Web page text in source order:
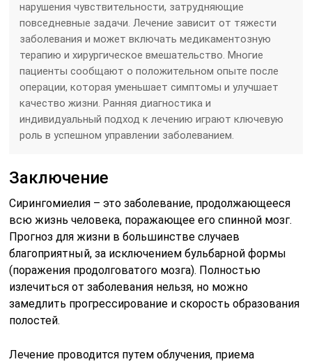
нарушения чувствительности, затрудняющие
повседневные задачи. Лечение зависит от тяжести
заболевания и может включать медикаментозную
терапию и хирургическое вмешательство. Многие
пациенты сообщают о положительном опыте после
операции, которая уменьшает симптомы и улучшает
качество жизни. Ранняя диагностика и
индивидуальный подход к лечению играют ключевую
роль в успешном управлении заболеванием.
Заключение
Сирингомиелия – это заболевание, продолжающееся
всю жизнь человека, поражающее его спинной мозг.
Прогноз для жизни в большинстве случаев
благоприятный, за исключением бульбарной формы
(поражения продолговатого мозга). Полностью
излечиться от заболевания нельзя, но можно
замедлить прогрессирование и скорость образования
полостей.
Лечение проводится путем облучения, приема